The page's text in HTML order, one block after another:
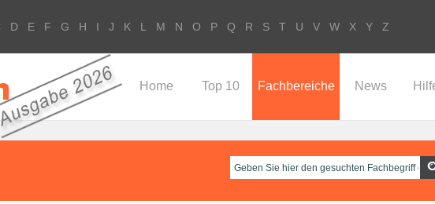
D E F G H I J K L M N O P Q R S T U V W X Y Z
Home Top 10 Fachbereiche News